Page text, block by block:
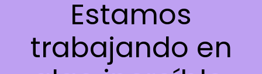
Estamos
trabajando en